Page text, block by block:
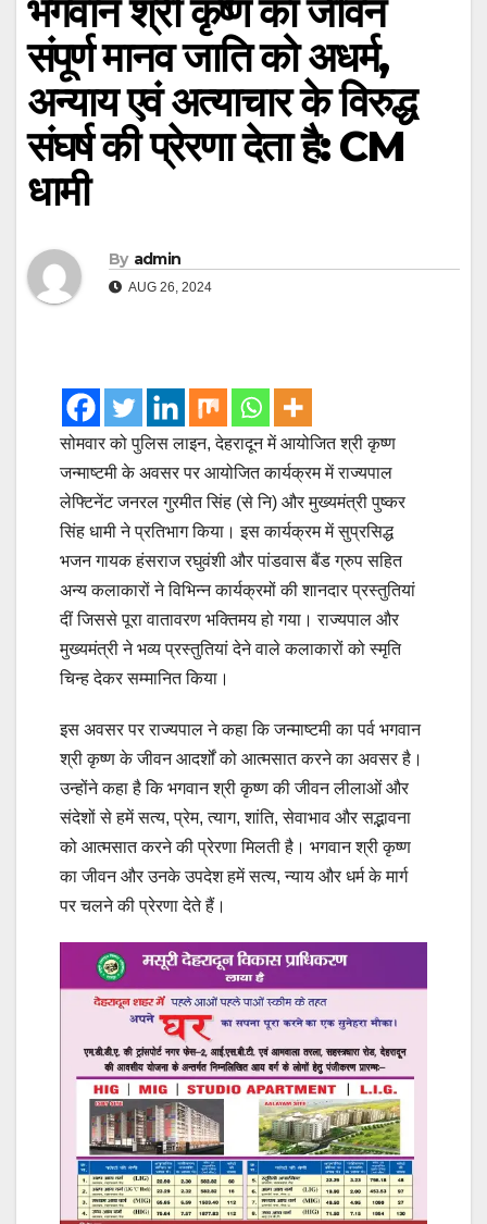
भगवान श्री कृष्ण का जीवन
संपूर्ण मानव जाति को अधर्म,
अन्याय एवं अत्याचार के विरुद्ध
संघर्ष की प्रेरणा देता है: CM
धामी
By admin
AUG 26, 2024
सोमवार को पुलिस लाइन, देहरादून में आयोजित श्री कृष्ण
जन्माष्टमी के अवसर पर आयोजित कार्यक्रम में राज्यपाल
लेफ्टिनेंट जनरल गुरमीत सिंह (से नि) और मुख्यमंत्री पुष्कर
सिंह धामी ने प्रतिभाग किया। इस कार्यक्रम में सुप्रसिद्ध
भजन गायक हंसराज रघुवंशी और पांडवास बैंड ग्रुप सहित
अन्य कलाकारों ने विभिन्न कार्यक्रमों की शानदार प्रस्तुतियां
दीं जिससे पूरा वातावरण भक्तिमय हो गया। राज्यपाल और
मुख्यमंत्री ने भव्य प्रस्तुतियां देने वाले कलाकारों को स्मृति
चिन्ह देकर सम्मानित किया।
इस अवसर पर राज्यपाल ने कहा कि जन्माष्टमी का पर्व भगवान
श्री कृष्ण के जीवन आदर्शों को आत्मसात करने का अवसर है।
उन्होंने कहा है कि भगवान श्री कृष्ण की जीवन लीलाओं और
संदेशों से हमें सत्य, प्रेम, त्याग, शांति, सेवाभाव और सद्भावना
को आत्मसात करने की प्रेरणा मिलती है। भगवान श्री कृष्ण
का जीवन और उनके उपदेश हमें सत्य, न्याय और धर्म के मार्ग
पर चलने की प्रेरणा देते हैं।